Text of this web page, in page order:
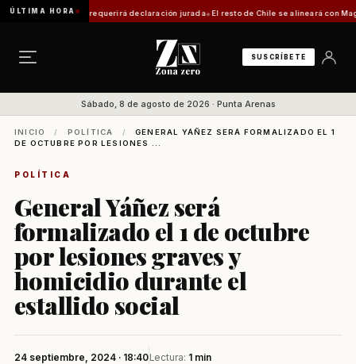
ÚLTIMA HORA
trámite requerirá declaración jurada El resto de Chile se alineará con
SUSCRÍBETE
Sábado, 8 de agosto de 2026 · Punta Arenas
INICIO / POLÍTICA /
GENERAL YÁÑEZ SERÁ FORMALIZADO EL 1
DE OCTUBRE POR LESIONES ...
POLÍTICA
General Yáñez será
formalizado el 1 de octubre
por lesiones graves y
homicidio durante el
estallido social
24 septiembre, 2024 · 18:40Lectura: 1 min